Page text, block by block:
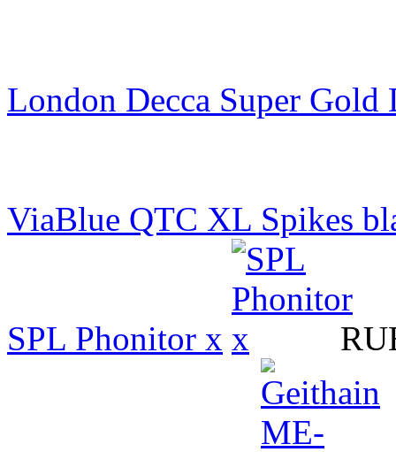
London Decca Super Gold
ViaBlue QTC XL Spikes
SPL Phonitor x